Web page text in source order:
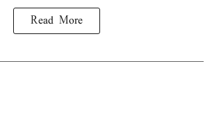
Read More